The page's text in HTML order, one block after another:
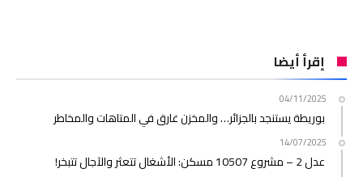
إقرأ أيضا
04/11/2025
بوريطة يستنجد بالجزائر… والمخزن غارق في المتاهات والمخاطر
14/07/2025
عدل 2 – مشروع 10507 مسكن: الأشغال تتعثر والآجال تتبخر!